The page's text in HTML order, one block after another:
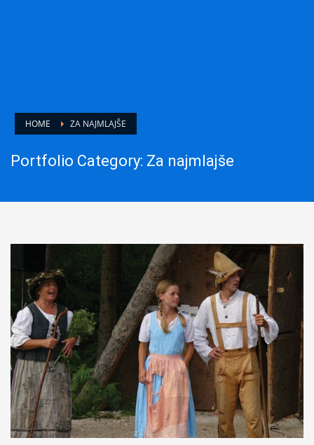
HOME ZA NAJMLAJŠE
Portfolio Category: Za najmlajše